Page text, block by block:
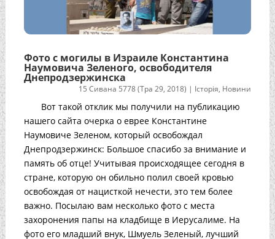
Фото с могилы в Израиле Константина
Наумовича Зеленого, освободителя
Днепродзержинска
15 Сивана 5778 (Тра 29, 2018) | Історія, Новини
Вот такой отклик мы получили на публикацию
нашего сайта очерка о еврее Константине
Наумовиче Зеленом, который освобождал
Днепродзержинск: Большое спасибо за внимание и
память об отце! Учитывая происходящее сегодня в
стране, которую он обильно полил своей кровью
освобождая от нацисткой нечести, это тем более
важно. Посылаю вам несколько фото с места
захоронения папы на кладбище в Иерусалиме. На
фото его младший внук, Шмуель Зеленый, лучший